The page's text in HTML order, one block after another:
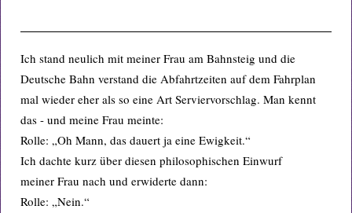
Ich stand neulich mit meiner Frau am Bahnsteig und die
Deutsche Bahn verstand die Abfahrtzeiten auf dem Fahrplan
mal wieder eher als so eine Art Serviervorschlag. Man kennt
das - und meine Frau meinte:
Rolle: „Oh Mann, das dauert ja eine Ewigkeit.“
Ich dachte kurz über diesen philosophischen Einwurf
meiner Frau nach und erwiderte dann:
Rolle: „Nein.“